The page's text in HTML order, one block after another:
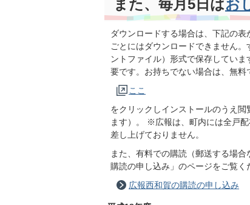
また、毎月5日はお
ダウンロードする場合は、下記の
ごとにはダウンロードできません
ントファイル）形式で保存してい
要です。お持ちでない場合は、無料
ここ
をクリックしインストールのうえ
ます）。 ※広報は、町内には全戸
差し上げておりません。
また、有料での購読（郵送する場
購読の申し込み」のページをご覧く
広報西和賀の購読の申し込み